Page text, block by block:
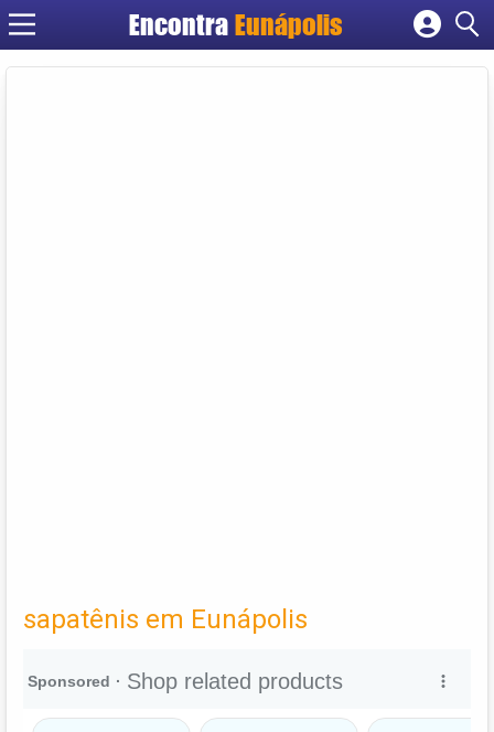
EncontraEunápolis
Cadastrar empresa
sapatênis em Eunápolis